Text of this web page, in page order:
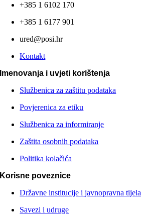
+385 1 6102 170
+385 1 6177 901
ured@posi.hr
Kontakt
Imenovanja i uvjeti korištenja
Službenica za zaštitu podataka
Povjerenica za etiku
Službenica za informiranje
Zaštita osobnih podataka
Politika kolačića
Korisne poveznice
Državne institucije i javnopravna tijela
Savezi i udruge